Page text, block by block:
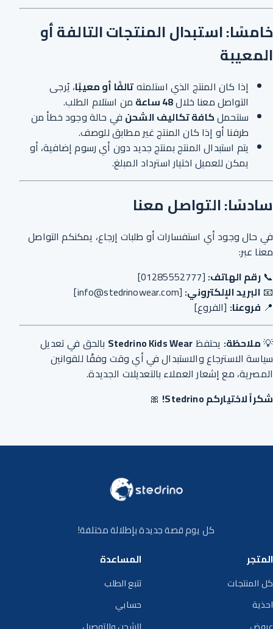
خامسًا: استبدال المنتجات التالفة أو
المعيبة
إذا كان المنتج الذي استلمتهتالفًا أو معيبًا، يُرجى
التواصل معنا خلال48 ساعة
من استلام الطلب.
سنتحملكافة تكاليف الشحن في حالة وجود خطأ من
طرفنا أو إذا كان المنتج غير مطابق للوصف.
يتم استبدال المنتج بمنتج جديد دون أي رسوم إضافية، أو
يمكن للعميل اختيار استرداد المبلغ.
سادسًا: التواصل معنا
في حال وجود أي استفسارات أو طلبات إرجاع، يمكنكم التواصل
معنا عبر:
📞رقم الهاتف: [
01285552777
]
📧 البريد الإلكتروني: [
info@stedrinowear.com
]
📍 فروعنا: [الفروع]
💡ملاحظة: يحتفظStedrino Kids Wear بالحق في تعديل
سياسة الاسترجاع والاستبدال في أي وقت وفقًا للقوانين
المصرية، مع إشعار العملاء بالتعديلات الجديدة.
شكراً لاختياركم Stedrino!
🎀
كل يوم قصة جديدة بإطلالة مختلفة!
المتجر
كل المنتجات
احذية
المساعدة
تتبع الطلب
حسابي